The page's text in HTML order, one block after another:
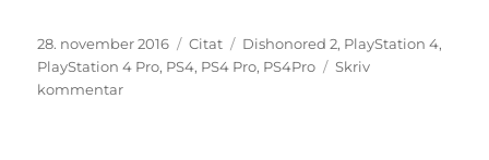
Udgivet
28. november 2016 Format
Citat Tags
Dishonored 2, PlayStation 4,
PlayStation 4 Pro, PS4, PS4 Pro, PS4Pro
Skriv
kommentartil